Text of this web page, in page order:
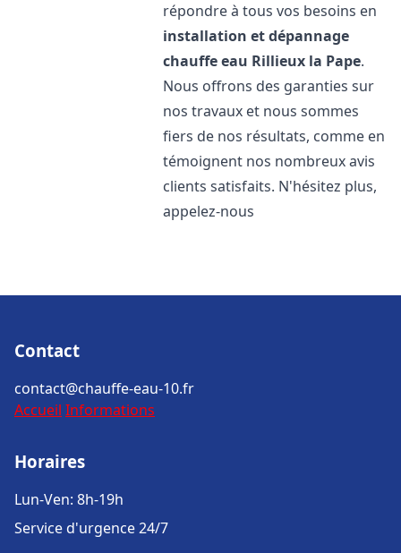
répondre à tous vos besoins en
installation et dépannage
chauffe eau Rillieux la Pape.
Nous offrons des garanties sur
nos travaux et nous sommes
fiers de nos résultats, comme en
témoignent nos nombreux avis
clients satisfaits. N'hésitez plus,
appelez-nous
Contact
contact@chauffe-eau-10.fr
Accueil Informations
Horaires
Lun-Ven: 8h-19h
Service d'urgence 24/7